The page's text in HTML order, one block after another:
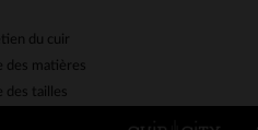
du cuir
des matières
des tailles